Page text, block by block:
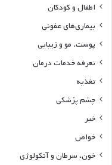
اطفال و کودکان
بیماری‌های عفونی
پوست، مو و زیبایی
تعرفه خدمات درمان
تغذیه
چشم پزشکی
خبر
خواص
خون، سرطان و آنکولوژی